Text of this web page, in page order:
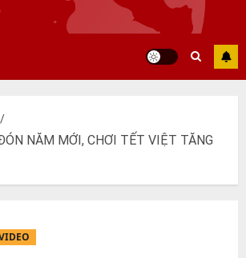
NĂM MỚI, CHƠI TẾT VIỆT TĂNG